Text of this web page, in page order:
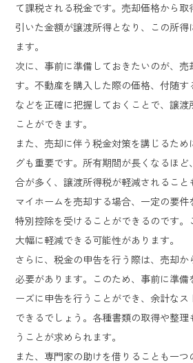
て課税される税金です。売却価格から取
引いた金額が譲渡所得となり、この所得
ます。
次に、事前に準備しておきたいのが、
す。不動産を購入した際の価格、付随す
などを正確に把握しておくことで、譲渡
ことができます。
また、売却に伴う税金対策を講じるた
グも重要です。所有期間が長くなるほ
合が多く、譲渡所得税が軽減されること
マイホームを売却する場合、一定の要
特別控除を受けることができるのです。
大幅に軽減できる可能性があります。
さらに、税金の申告を行う際は、売却か
必要があります。このため、事前に準備
ーズに申告を行うことができ、余計な
できるでしょう。各種書類の取得や整
うことが求められます。
また、専門家の助けを借りることも一